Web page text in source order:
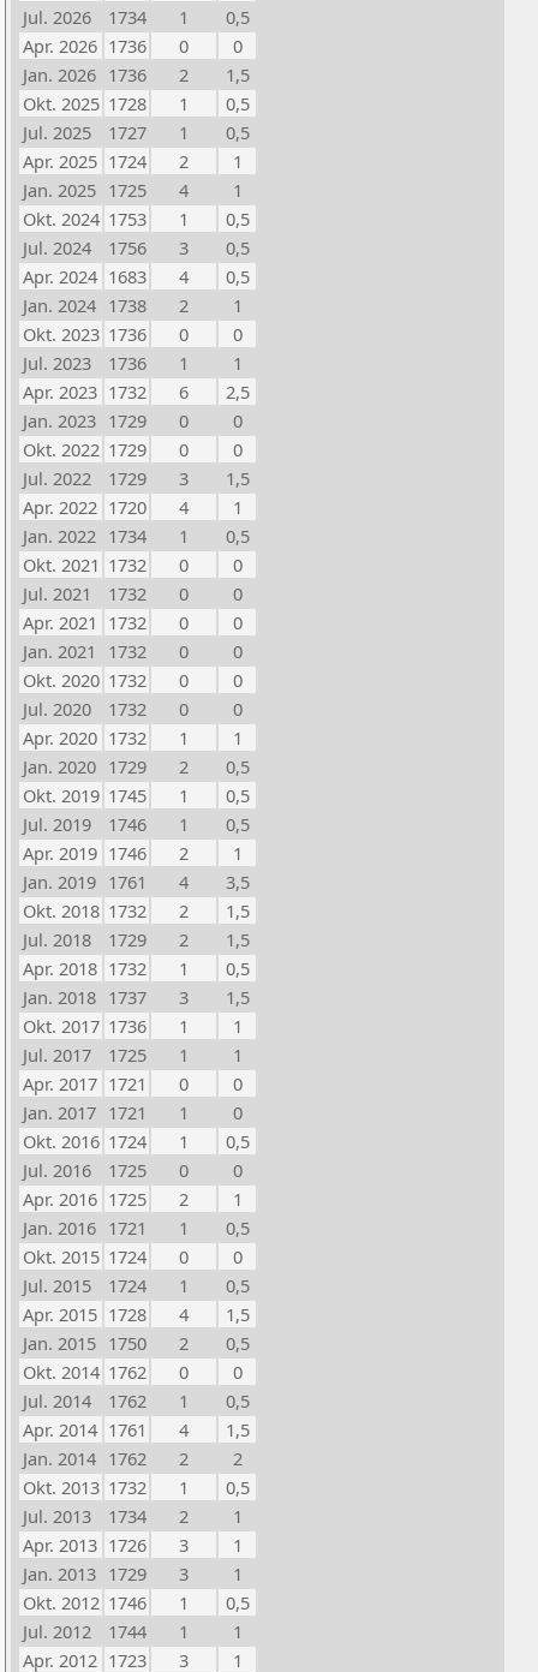
Jul. 2026
1734 1
0,5
Apr. 2026 1736 0
0
Jan. 2026 1736 2
1,5
Okt. 2025 1728 1
0,5
Jul. 2025
1727 1
0,5
Apr. 2025 1724 2
1
Jan. 2025 1725 4
1
Okt. 2024 1753 1
0,5
Jul. 2024
1756 3
0,5
Apr. 2024 1683 4
0,5
Jan. 2024 1738 2
1
Okt. 2023 1736 0
0
Jul. 2023
1736 1
1
Apr. 2023 1732 6
2,5
Jan. 2023 1729 0
0
Okt. 2022 1729 0
0
Jul. 2022
1729 3
1,5
Apr. 2022 1720 4
1
Jan. 2022 1734 1
0,5
Okt. 2021 1732 0
0
Jul. 2021
1732 0
0
Apr. 2021 1732 0
0
Jan. 2021
1732 0
0
Okt. 2020 1732 0
0
Jul. 2020
1732 0
0
Apr. 2020 1732 1
1
Jan. 2020 1729 2
0,5
Okt. 2019 1745 1
0,5
Jul. 2019
1746 1
0,5
Apr. 2019 1746 2
1
Jan. 2019 1761 4
3,5
Okt. 2018 1732 2
1,5
Jul. 2018
1729 2
1,5
Apr. 2018 1732 1
0,5
Jan. 2018 1737 3
1,5
Okt. 2017 1736 1
1
Jul. 2017
1725 1
1
Apr. 2017 1721 0
0
Jan. 2017 1721 1
0
Okt. 2016 1724 1
0,5
Jul. 2016
1725 0
0
Apr. 2016 1725 2
1
Jan. 2016 1721 1
0,5
Okt. 2015 1724 0
0
Jul. 2015
1724 1
0,5
Apr. 2015 1728 4
1,5
Jan. 2015 1750 2
0,5
Okt. 2014 1762 0
0
Jul. 2014
1762 1
0,5
Apr. 2014 1761 4
1,5
Jan. 2014 1762 2
2
Okt. 2013 1732 1
0,5
Jul. 2013
1734 2
1
Apr. 2013 1726 3
1
Jan. 2013 1729 3
1
Okt. 2012 1746 1
0,5
Jul. 2012
1744 1
1
Apr. 2012 1723 3
1